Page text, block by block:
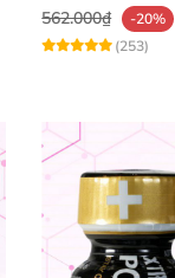
562.000₫
-20%
(253)